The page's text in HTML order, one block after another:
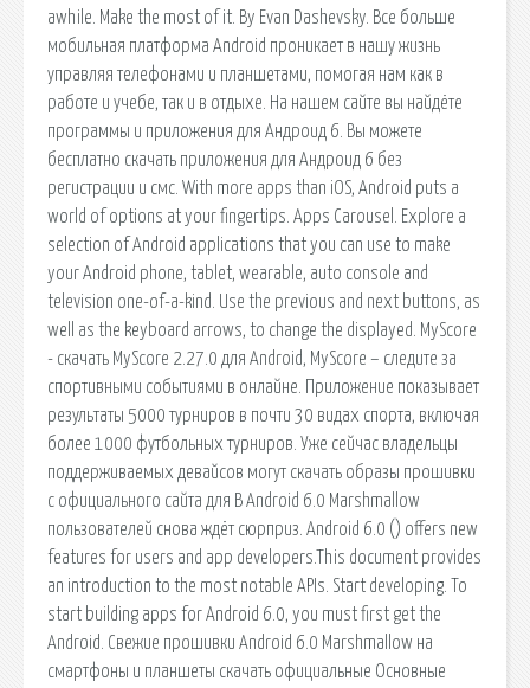
awhile. Make the most of it. By Evan Dashevsky. Все больше
мобильная платформа Android проникает в нашу жизнь
управляя телефонами и планшетами, помогая нам как в
работе и учебе, так и в отдыхе. На нашем сайте вы найдёте
программы и приложения для Андроид 6. Вы можете
бесплатно скачать приложения для Андроид 6 без
регистрации и смс. With more apps than iOS, Android puts a
world of options at your fingertips. Apps Carousel. Explore a
selection of Android applications that you can use to make
your Android phone, tablet, wearable, auto console and
television one-of-a-kind. Use the previous and next buttons, as
well as the keyboard arrows, to change the displayed. MyScore
- скачать MyScore 2.27.0 для Android, MyScore – следите за
спортивными событиями в онлайне. Приложение показывает
результаты 5000 турниров в почти 30 видах спорта, включая
более 1000 футбольных турниров. Уже сейчас владельцы
поддерживаемых девайсов могут скачать образы прошивки
с официального сайта для В Android 6.0 Marshmallow
пользователей снова ждёт сюрприз. Android 6.0 () offers new
features for users and app developers.This document provides
an introduction to the most notable APIs. Start developing. To
start building apps for Android 6.0, you must first get the
Android. Свежие прошивки Android 6.0 Marshmallow на
смартфоны и планшеты скачать официальные Основные